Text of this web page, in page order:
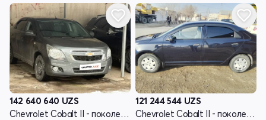
142 640 640 UZS
Chevrolet Cobalt II - поколение рестайлинг
121 244 544 UZS
Chevrolet Cobalt II - поколение рестайлинг